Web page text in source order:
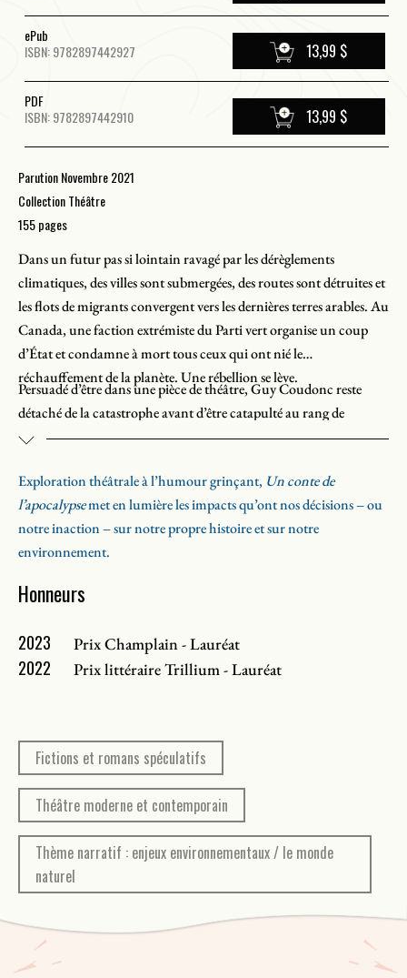
ePub
ISBN: 9782897442927
13,99 $
PDF
ISBN: 9782897442910
13,99 $
Parution Novembre 2021
Collection Théâtre
155 pages
Dans un futur pas si lointain ravagé par les dérèglements
climatiques, des villes sont submergées, des routes sont détruites et
les flots de migrants convergent vers les dernières terres arables. Au
Canada, une faction extrémiste du Parti vert organise un coup
d’État et condamne à mort tous ceux qui ont nié le
réchauffement de la planète. Une rébellion se lève.
Persuadé d’être dans une pièce de théâtre, Guy Coudonc reste
détaché de la catastrophe avant d’être catapulté au rang de
personnage principal de cette fable écologique.
Exploration théâtrale à l’humour grinçant, Un conte de
l’apocalypsemet en lumière les impacts qu’ont nos décisions – ou
notre inaction – sur notre propre histoire et sur notre
environnement.
Honneurs
2023 Prix Champlain - Lauréat
2022 Prix littéraire Trillium - Lauréat
Fictions et romans spéculatifs
Théâtre moderne et contemporain
Thème narratif : enjeux environnementaux / le monde
naturel